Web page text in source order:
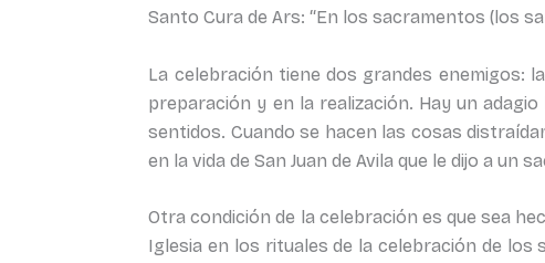
Santo Cura de Ars: “En los sacramentos (los
La celebración tiene dos grandes enemigos:
preparación y en la realización. Hay un
sentidos. Cuando se hacen las cosas
en la vida de San Juan de Avila que le dijo a un
Otra condición de la celebración es que sea
Iglesia en los rituales de la celebración de